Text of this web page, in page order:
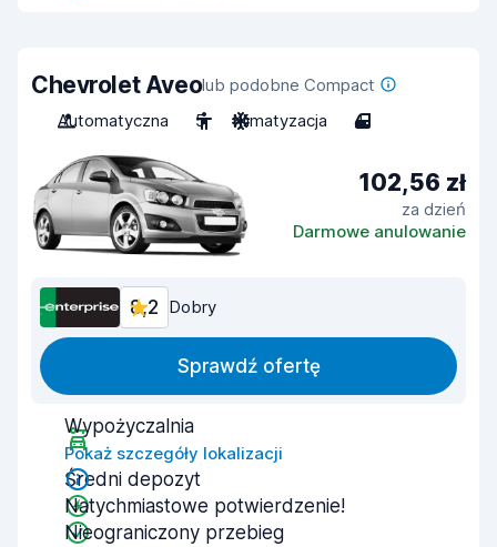
Chevrolet Aveolub podobne Compact
Automatyczna
5 Klimatyzacja 4
102,56 zł
za dzień
Darmowe anulowanie
8,2 Dobry
Sprawdź ofertę
Wypożyczalnia
Pokaż szczegóły lokalizacji
Średni depozyt
Natychmiastowe potwierdzenie!
Nieograniczony przebieg